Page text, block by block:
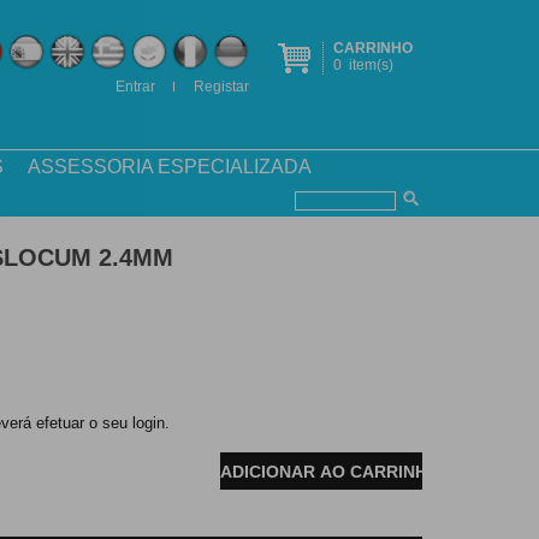
CARRINHO
0 item(s)
Entrar
Registar
ASSESSORIA ESPECIALIZADA
2.4MM
efetuar o seu login.